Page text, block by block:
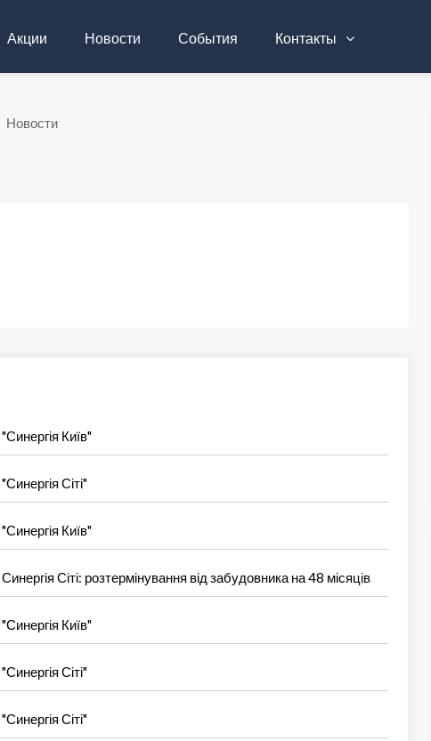
Акции Новости События Контакты
Новости
Київ"
Сіті"
Київ"
Сіті: розтермінування від забудовника на 48 місяців
Київ"
Сіті"
Сіті"